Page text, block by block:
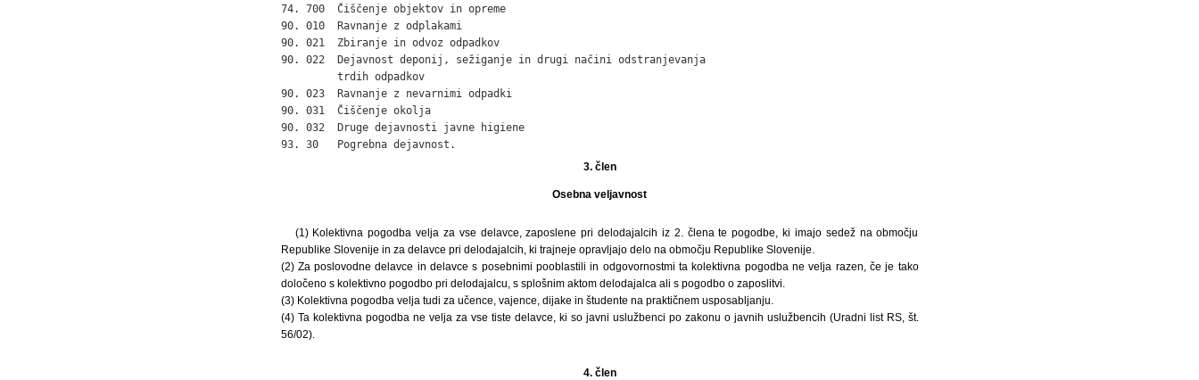
74. 700  Čiščenje objektov in opreme
90. 010  Ravnanje z odplakami
90. 021  Zbiranje in odvoz odpadkov
90. 022  Dejavnost deponij, sežiganje in drugi načini odstranjevanja
         trdih odpadkov
90. 023  Ravnanje z nevarnimi odpadki
90. 031  Čiščenje okolja
90. 032  Druge dejavnosti javne higiene
93. 30   Pogrebna dejavnost.
3. člen
Osebna veljavnost
(1) Kolektivna pogodba velja za vse delavce, zaposlene pri delodajalcih iz 2. člena te pogodbe, ki imajo sedež na območju
Republike Slovenije in za delavce pri delodajalcih, ki trajneje opravljajo delo na območju Republike Slovenije.
(2) Za poslovodne delavce in delavce s posebnimi pooblastili in odgovornostmi ta kolektivna pogodba ne velja razen, če je tako
določeno s kolektivno pogodbo pri delodajalcu, s splošnim aktom delodajalca ali s pogodbo o zaposlitvi.
(3) Kolektivna pogodba velja tudi za učence, vajence, dijake in študente na praktičnem usposabljanju.
(4) Ta kolektivna pogodba ne velja za vse tiste delavce, ki so javni uslužbenci po zakonu o javnih uslužbencih (Uradni list RS, št.
56/02).
4. člen